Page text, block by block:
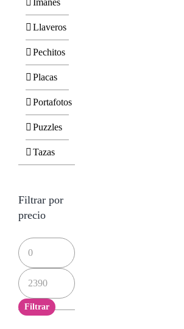
Imanes
Llaveros
Pechitos
Placas
Portafotos
Puzzles
Tazas
Filtrar por
precio
Precio
mínimo
Precio
máximo
Filtrar